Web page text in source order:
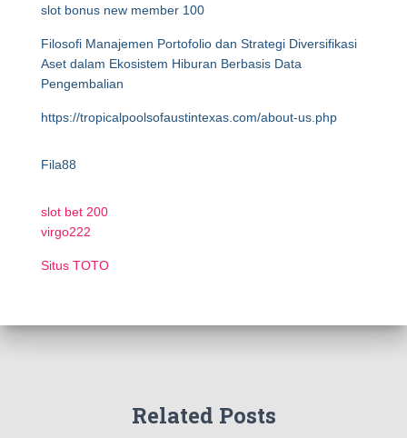
slot bonus new member 100
Filosofi Manajemen Portofolio dan Strategi Diversifikasi
Aset dalam Ekosistem Hiburan Berbasis Data
Pengembalian
https://tropicalpoolsofaustintexas.com/about-us.php
Fila88
slot bet 200
virgo222
Situs TOTO
Related Posts